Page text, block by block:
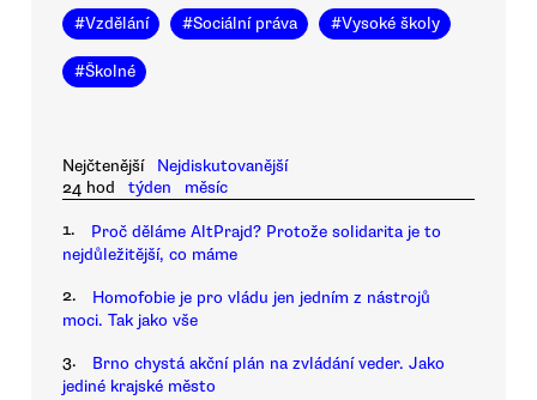
#Vzdělání #Sociální práva #Vysoké školy
#Školné
Nejčtenější
Nejdiskutovanější
24 hod
týden měsíc
1.
Proč děláme AltPrajd? Protože solidarita je to
nejdůležitější, co máme
2.
Homofobie je pro vládu jen jedním z nástrojů
moci. Tak jako vše
3.
Brno chystá akční plán na zvládání veder. Jako
jediné krajské město